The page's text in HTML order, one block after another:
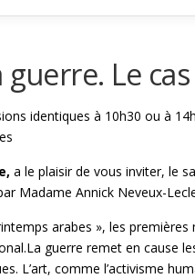
Le
identiques à 10h30 ou à
a le plaisir de vous inviter, le
Madame Annick Neveux-
arabes », les
guerre remet en cause
L’art, comme l’activisme